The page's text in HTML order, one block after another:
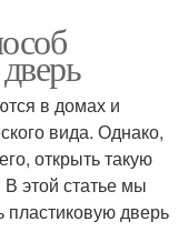
в домах и
вида. Однако,
открыть такую
этой статье мы
пластиковую дверь